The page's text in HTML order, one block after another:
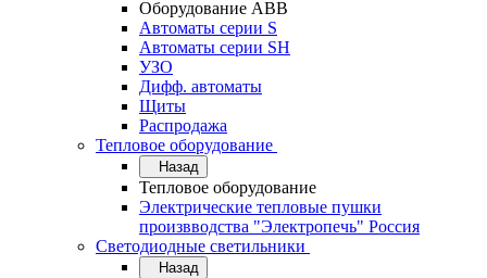
Оборудование АВВ
Автоматы серии S
Автоматы серии SH
УЗО
Дифф. автоматы
Щиты
Распродажа
Тепловое оборудование
Назад
Тепловое оборудование
Электрические тепловые пушки
произвводства "Электропечь" Россия
Светодиодные светильники
Назад